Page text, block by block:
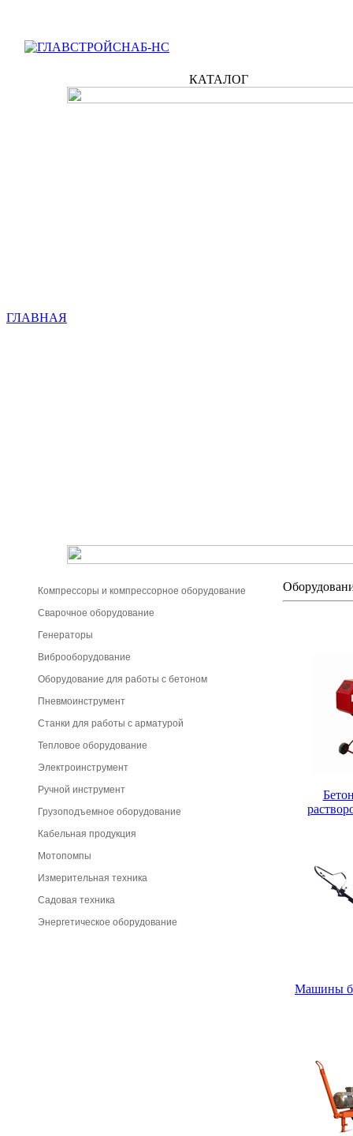
ГЛАВНАЯ
КАТАЛОГ
Компрессоры и компрессорное оборудование
Сварочное оборудование
Генераторы
Виброоборудование
Оборудование для работы с бетоном
Пневмоинструмент
Станки для работы с арматурой
Тепловое оборудование
Электроинструмент
Ручной инструмент
Грузоподъемное оборудование
Кабельная продукция
Мотопомпы
Измерительная техника
Садовая техника
Энергетическое оборудование
Машины